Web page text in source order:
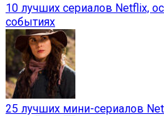
10 лучших сериалов Netflix,
событиях
25 лучших мини-сериалов